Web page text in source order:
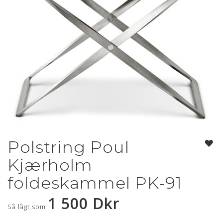
Hoppa
till
början
av
bildgalleriet
Polstring Poul
Kjærholm
foldeskammel PK-91
Så lågt som 1 500 Dkr